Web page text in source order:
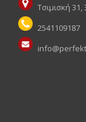
Τσιμισκή 31,
2541109187